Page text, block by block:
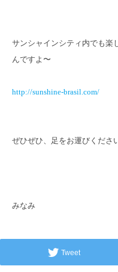
サンシャインシティ内でも楽
んですよ〜
http://sunshine-brasil.com/
ぜひぜひ、足をお運びくださ
みなみ
Tweet